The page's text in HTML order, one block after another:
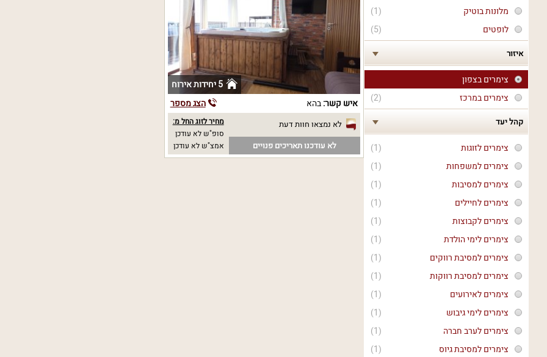
(1)
מלונות בוטיק
(5)
לופטים
איזור
צימרים בצפון
(2)
צימרים במרכז
קהל יעד
(1)
צימרים לזוגות
(1)
צימרים למשפחות
(1)
צימרים למסיבות
(1)
צימרים לחיילים
(1)
צימרים לקבוצות
(1)
צימרים לימי הולדת
(1)
צימרים למסיבת רווקים
(1)
צימרים למסיבת רווקות
(1)
צימרים לאירועים
(1)
צימרים לימי גיבוש
(1)
צימרים לערב חברה
(1)
צימרים למסיבת גיוס
5 יחידות אירוח
איש קשר:בהא הצג מספר
לא נמצאו חוות דעת
לא עודכנו תאריכים פנויים
מחיר לזוג החל מ:
סופ"ש לא עודכן
אמצ"ש לא עודכן